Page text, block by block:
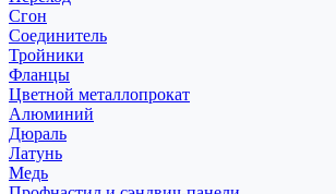
Сгон
Соединитель
Тройники
Фланцы
Цветной металлопрокат
Алюминий
Дюраль
Латунь
Медь